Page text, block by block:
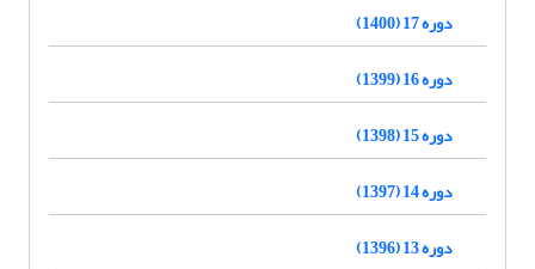
دوره 17 (1400)
دوره 16 (1399)
دوره 15 (1398)
دوره 14 (1397)
دوره 13 (1396)